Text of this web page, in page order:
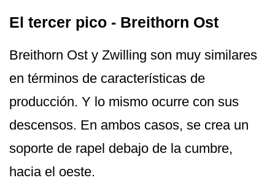
El tercer pico - Breithorn Ost
Breithorn Ost y Zwilling son muy similares
en términos de características de
producción. Y lo mismo ocurre con sus
descensos. En ambos casos, se crea un
soporte de rapel debajo de la cumbre,
hacia el oeste.